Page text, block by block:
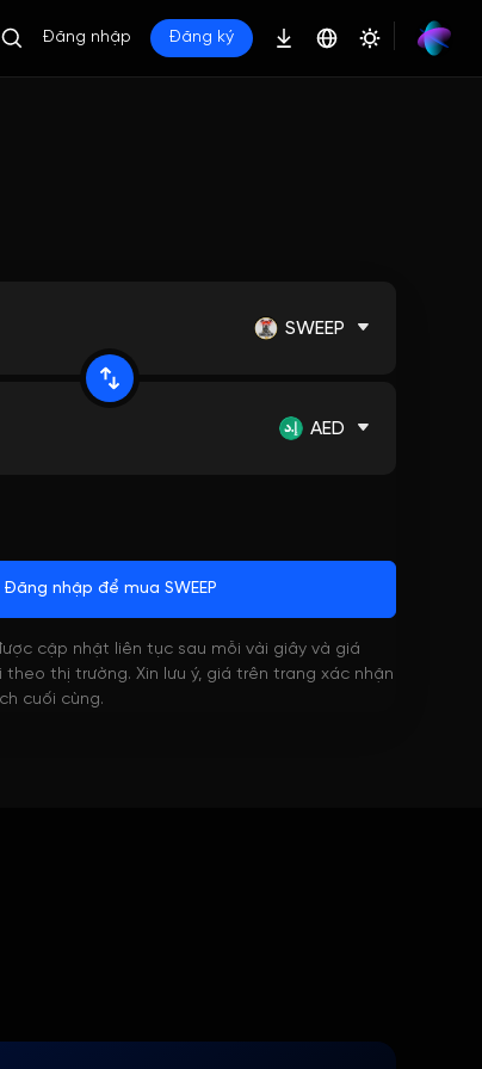
Đăng nhập Đăng ký
SWEEP
AED
Đăng nhập để mua SWEEP
cập nhật liên tục sau mỗi vài giây và giá
thị trường. Xin lưu ý, giá trên trang xác nhận
cuối cùng.